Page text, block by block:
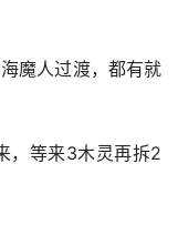
魔人过渡，都有就
，等来3木灵再拆2